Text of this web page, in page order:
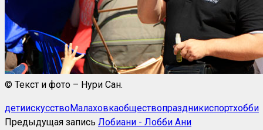
© Текст и фото – Нури Сан.
детиискусствоМалаховкаобществопраздникиспортхобби
Предыдущая запись Лобиани - Лобби Ани